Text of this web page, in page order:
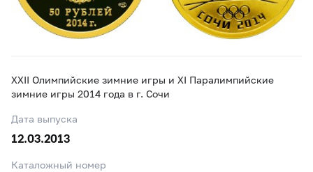
XXII Олимпийские зимние игры и XI Паралимпийские
зимние игры 2014 года в г. Сочи
Дата выпуска
12.03.2013
Каталожный номер